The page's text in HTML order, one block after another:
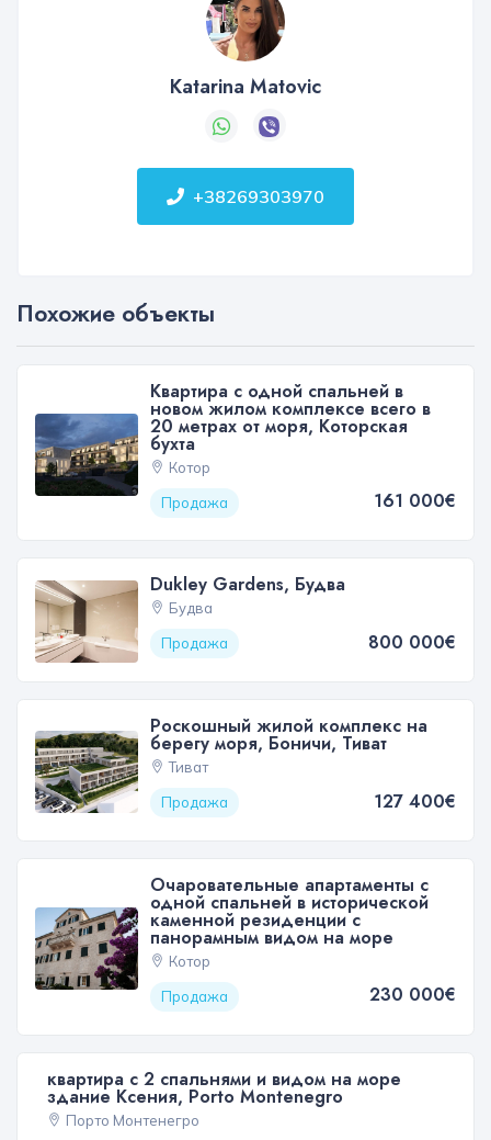
Katarina Matovic
+38269303970
Похожие объекты
Квартира с одной спальней в
новом жилом комплексе всего в
20 метрах от моря, Которская
бухта
Котор
Продажа
161 000€
Dukley Gardens, Будва
Будва
Продажа
800 000€
Роскошный жилой комплекс на
берегу моря, Боничи, Тиват
Тиват
Продажа
127 400€
Очаровательные апартаменты с
одной спальней в исторической
каменной резиденции с
панорамным видом на море
Котор
Продажа
230 000€
квартира с 2 спальнями и видом на море
здание Ксения, Porto Montenegro
Порто Монтенегро